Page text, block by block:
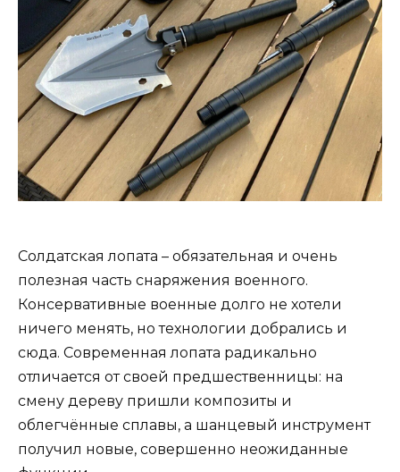
Солдатская лопата – обязательная и очень
полезная часть снаряжения военного.
Консервативные военные долго не хотели
ничего менять, но технологии добрались и
сюда. Современная лопата радикально
отличается от своей предшественницы: на
смену дереву пришли композиты и
облегчённые сплавы, а шанцевый инструмент
получил новые, совершенно неожиданные